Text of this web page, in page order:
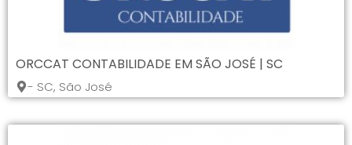
ORCCAT CONTABILIDADE EM SÃO JOSÉ | SC
- SC, São José